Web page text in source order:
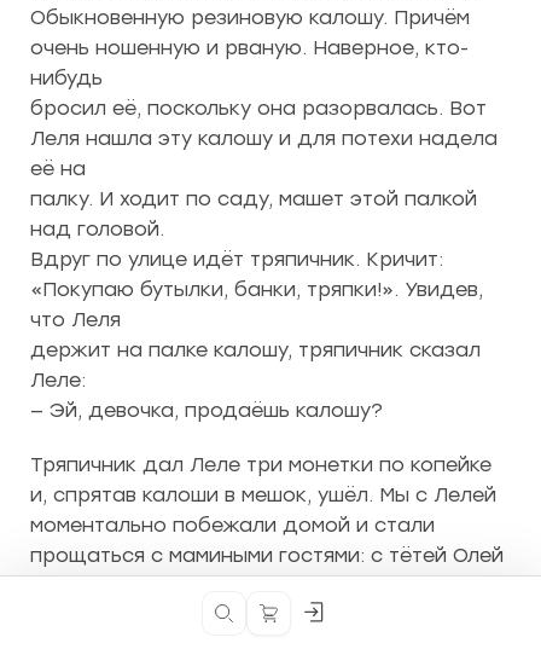
Кнопка
Кнопка
Обыкновенную резиновую калошу. Причём
очень ношенную и рваную. Наверное, кто-
нибудь
бросил её, поскольку она разорвалась. Вот
Леля нашла эту калошу и для потехи надела
её на
палку. И ходит по саду, машет этой палкой
над головой.
Вдруг по улице идёт тряпичник. Кричит:
«Покупаю бутылки, банки, тряпки!». Увидев,
что Леля
держит на палке калошу, тряпичник сказал
Леле:
— Эй, девочка, продаёшь калошу?
Тряпичник дал Леле три монетки по копейке
и, спрятав калоши в мешок, ушёл. Мы с Лелей
моментально побежали домой и стали
прощаться с мамиными гостями: с тётей Олей
Колей, которые уже одевались в прихожей.